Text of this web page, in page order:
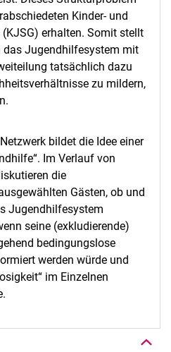
Kinder- und
erhalten. Somit stellt
das Jugendhilfesystem mit
tatsächlich dazu
zu mildern,
bildet die Idee einer
Im Verlauf von
die
Gästen, ob und
Jugendhilfesystem
seine (exkludierende)
bedingungslose
werden würde und
im Einzelnen